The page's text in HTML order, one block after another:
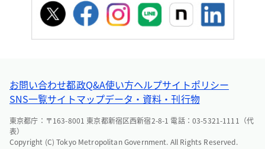
お問い合わせ都政Q&A使い方ヘルプサイトポリシー
SNS一覧サイトマップデータ・資料・刊行物
東京都庁：〒163-8001 東京都新宿区西新宿2-8-1 電話：03-5321-1111（代
表）
Copyright (C) Tokyo Metropolitan Government. All Rights Reserved.